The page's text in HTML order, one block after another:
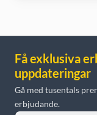
Få exklusiva
uppdateringar
Gå med tusentals
erbjudande.